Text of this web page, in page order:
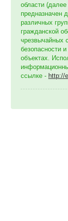
области
предназначен
различных
гражданской
чрезвычайных
безопасности
объектах.
ссылке - http://